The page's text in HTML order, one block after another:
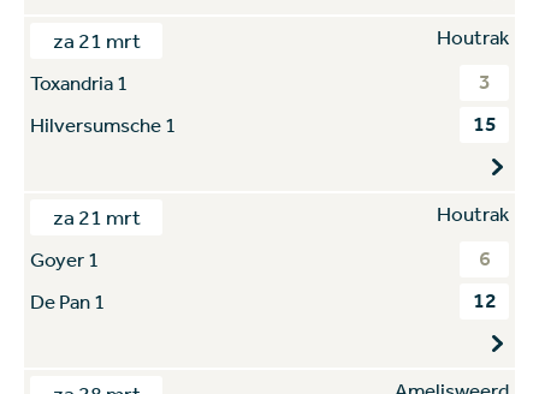
za 21 mrt
Houtrak
Toxandria 1
3
Hilversumsche 1 15
za 21 mrt
Houtrak
Goyer 1
6
De Pan 1 12